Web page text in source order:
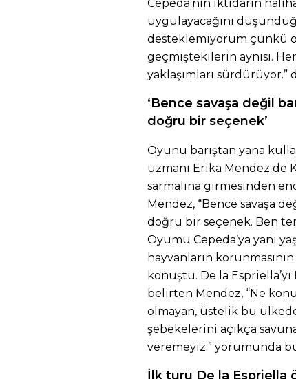
Cepeda’nın iktidarın
uygulayacağını
desteklemiyorum çünkü
geçmiştekilerin aynısı.
yaklaşımları sürdürüyor.”
‘Bence savaşa değil
doğru bir seçenek’
Oyunu barıştan yana
uzmanı Erika Mendez de
sarmalına girmesinden
Mendez, “Bence savaşa
doğru bir seçenek. Ben
Oyumu Cepeda’ya yani
hayvanların
konuştu. De la
belirten Mendez, “Ne
olmayan, üstelik bu
şebekelerini açıkça
veremeyiz.” yorumunda
İlk turu De la Espriella